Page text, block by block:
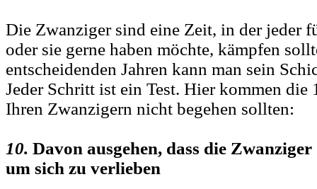
Die Zwanziger sind eine Zeit, in der jeder
oder sie gerne haben möchte, kämpfen
entscheidenden Jahren kann man sein
Jeder Schritt ist ein Test. Hier kommen die
Ihren Zwanzigern nicht begehen sollten:
10. Davon ausgehen, dass die
um sich zu verlieben